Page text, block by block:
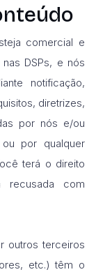
comercial e
DSPs, e nós
notificação,
diretrizes,
por nós e/ou
ou por qualquer
terá o direito
recusada com
outros terceiros
etc.) têm o